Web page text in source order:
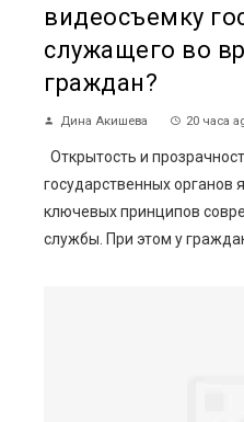
видеосъемку
служащего во
граждан?
Дина Акишева 20 часа
Открытость и
государственных органов
ключевых принципов
службы. При этом у